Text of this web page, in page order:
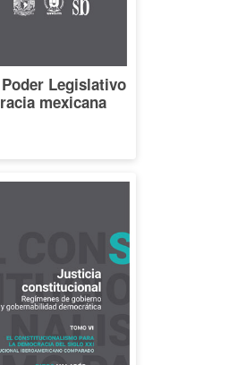
Legislativo
mexicana